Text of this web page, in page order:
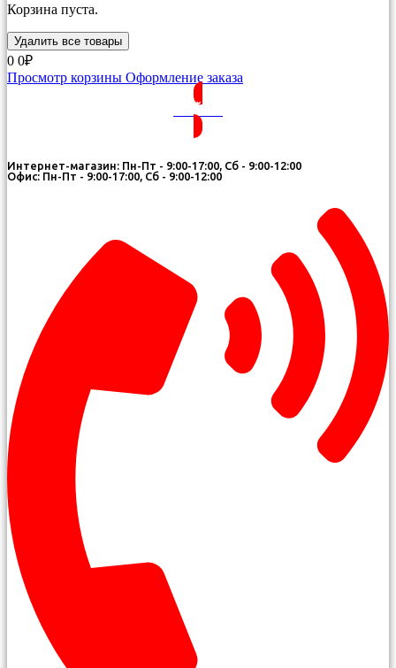
Корзина пуста.
Удалить все товары
0 0₽
Просмотр корзины Оформление заказа
ВОЙТИ
Интернет-магазин: Пн-Пт - 9:00-17:00, Сб - 9:00-12:00
Офис: Пн-Пт - 9:00-17:00, Сб - 9:00-12:00